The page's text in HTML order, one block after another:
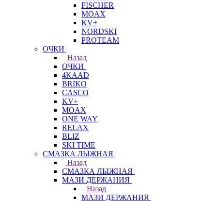
FISCHER
MOAX
KV+
NORDSKI
PROTEAM
ОЧКИ
Назад
ОЧКИ
4KAAD
BRIKO
CASCO
KV+
MOAX
ONE WAY
RELAX
BLIZ
SKI TIME
СМАЗКА ЛЫЖНАЯ
Назад
СМАЗКА ЛЫЖНАЯ
МАЗИ ДЕРЖАНИЯ
Назад
МАЗИ ДЕРЖАНИЯ